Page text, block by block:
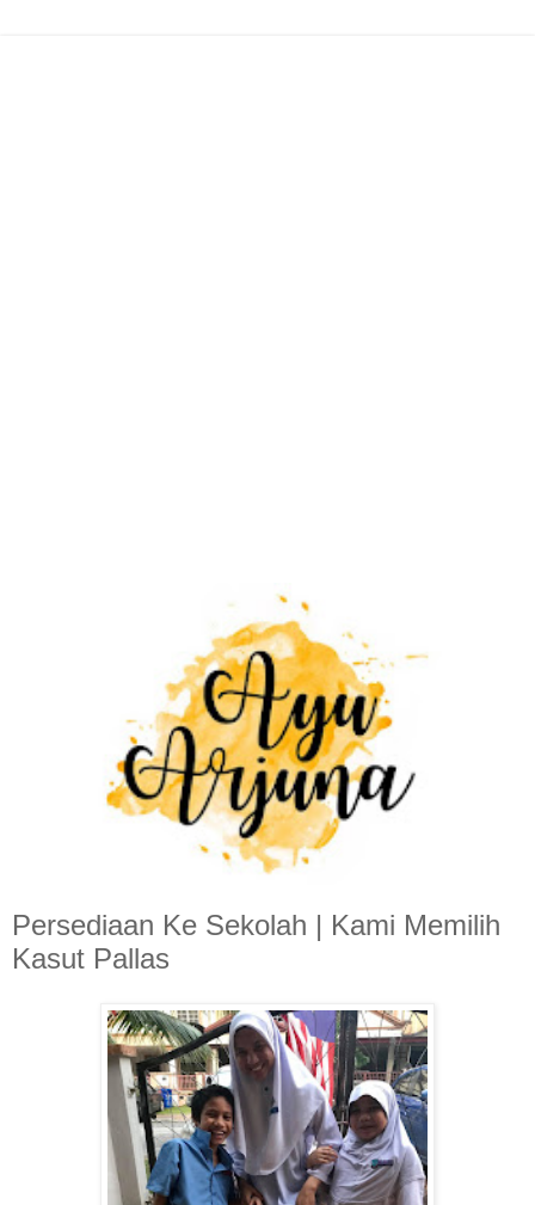
Persediaan Ke Sekolah | Kami Memilih
Kasut Pallas